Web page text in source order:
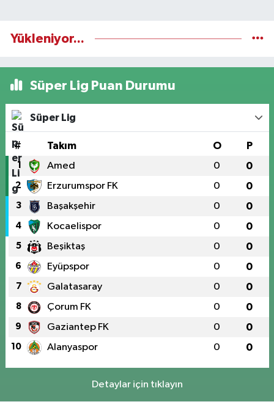
Yükleniyor...
Süper Lig Puan Durumu
Süper Lig
# Takım O P
1 Amed 0 0
2 Erzurumspor FK 0 0
3 Başakşehir 0 0
4 Kocaelispor 0 0
5 Beşiktaş 0 0
6 Eyüpspor 0 0
7 Galatasaray 0 0
8 Çorum FK 0 0
9 Gaziantep FK 0 0
10 Alanyaspor 0 0
Detaylar için tıklayın